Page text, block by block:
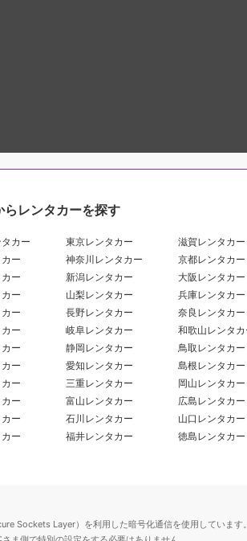
らレンタカーを探す
カー
ー
ー
ー
ー
ー
ー
ー
ー
ー
ー
ー
東京レンタカー
神奈川レンタカー
新潟レンタカー
山梨レンタカー
長野レンタカー
岐阜レンタカー
静岡レンタカー
愛知レンタカー
三重レンタカー
富山レンタカー
石川レンタカー
福井レンタカー
滋賀レンタカー
京都レンタカー
大阪レンタカー
兵庫レンタカー
奈良レンタカー
和歌山レンタカ
鳥取レンタカー
島根レンタカー
岡山レンタカー
広島レンタカー
山口レンタカー
徳島レンタカー
Sockets Layer）を利用した暗号化通信を使用しています